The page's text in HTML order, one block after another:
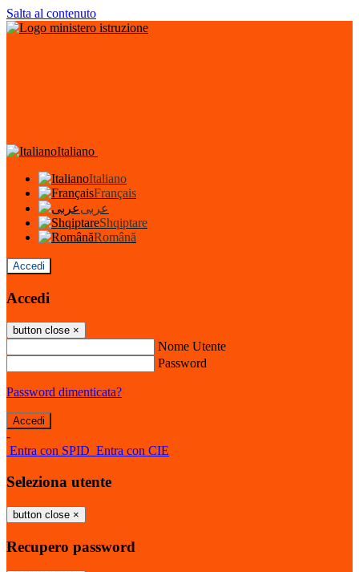
Salta al contenuto
Italiano
Italiano
Français
عربى
Shqiptare
Română
Accedi
Accedi
button close ×
Nome Utente
Password
Password dimenticata?
-
Entra con SPID Entra con CIE
Seleziona utente
button close ×
Recupero password